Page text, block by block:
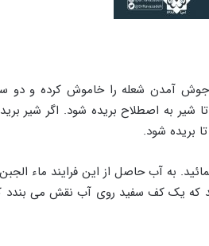
جوش آمدن شعله را خاموش کرده و دو
شیر به اصطلاح بریده شود. اگر شیر
بریده شود.
به آب حاصل از این فرایند ماء
که یک کف سفید روی آب نقش می بندد